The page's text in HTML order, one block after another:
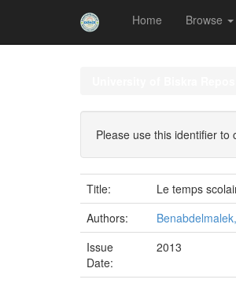
Home Browse
Please use this identifier to
Title:
Le temps
Authors:
Issue
Date:
2013